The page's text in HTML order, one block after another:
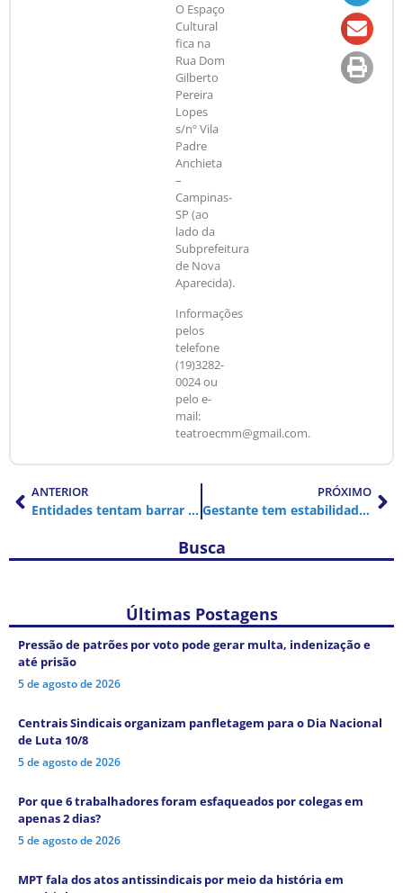
O Espaço
Cultural
fica na
Rua Dom
Gilberto
Pereira
Lopes
s/nº Vila
Padre
Anchieta
–
Campinas-
SP (ao
lado da
Subprefeitura
de Nova
Aparecida).
Informações
pelos
telefone
(19)3282-
0024 ou
pelo e-
mail:
teatroecmm@gmail.com.
ANTERIOR
Entidades tentam barrar pedido de destaque da revisão da vida toda
PRÓXIMO
Gestante tem estabilidade provisória mesmo em contrato de experiência
Busca
Últimas Postagens
Pressão de patrões por voto pode gerar multa, indenização e
até prisão
5 de agosto de 2026
Centrais Sindicais organizam panfletagem para o Dia Nacional
de Luta 10/8
5 de agosto de 2026
Por que 6 trabalhadores foram esfaqueados por colegas em
apenas 2 dias?
5 de agosto de 2026
MPT fala dos atos antissindicais por meio da história em